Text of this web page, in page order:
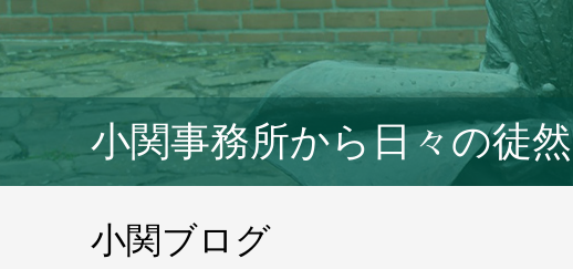
小関事務所から日々の徒然
小関ブログ